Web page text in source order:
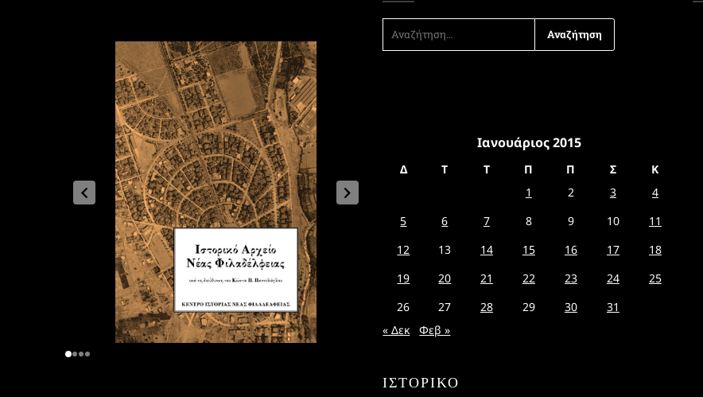
ΑΝΑΖΉΤΗΣΗ
Ιανουάριος 2015
Δ Τ Τ Π Π Σ
Κ
1
2 3
4
5
6 7 8 9 10
11
12
13 14 15 16 17
18
19
20 21 22 23 24
25
26
27 28 29 30
31
« Δεκ
Φεβ »
ΙΣΤΟΡΙΚΌ